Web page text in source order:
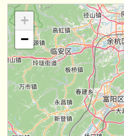
jobs - administration
degree courses
stages/ cours
concours/ prix
instruments à vendre
+
−